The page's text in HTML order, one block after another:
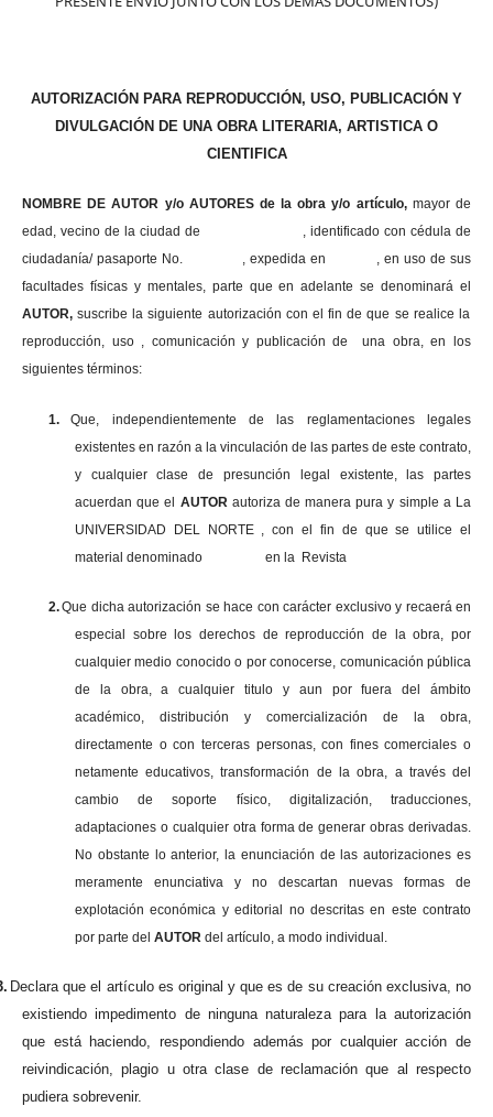
AUTORIZACIÓN PARA REPRODUCCIÓN, USO, PUBLICACIÓN Y
DIVULGACIÓN DE UNA OBRA LITERARIA, ARTISTICA O
CIENTIFICA
NOMBRE DE AUTOR y/o AUTORES de la obra y/o artículo, mayor de
edad, vecino de la ciudad de , identificado con cédula de
ciudadanía/ pasaporte No. , expedida en , en uso de sus
facultades físicas y mentales, parte que en adelante se denominará el
AUTOR,suscribe la siguiente autorización con el fin de que se realice la
reproducción, uso , comunicación y publicación de una obra, en los
siguientes términos:
1.
Que, independientemente de las reglamentaciones legales
existentes en razón a la vinculación de las partes de este contrato,
y cualquier clase de presunción legal existente, las partes
acuerdan que el AUTOR autoriza de manera pura y simple a La
UNIVERSIDAD DEL NORTE , con el fin de que se utilice el
material denominado en la Revista
2.Que dicha autorización se hace con carácter exclusivo y recaerá en
especial sobre los derechos de reproducción de la obra, por
cualquier medio conocido o por conocerse, comunicación pública
de la obra, a cualquier titulo y aun por fuera del ámbito
académico, distribución y comercialización de la obra,
directamente o con terceras personas, con fines comerciales o
netamente educativos, transformación de la obra, a través del
cambio de soporte físico, digitalización, traducciones,
adaptaciones o cualquier otra forma de generar obras derivadas.
No obstante lo anterior, la enunciación de las autorizaciones es
meramente enunciativa y no descartan nuevas formas de
explotación económica y editorial no descritas en este contrato
por parte del AUTOR del artículo, a modo individual.
Declara que el artículo es original y que es de su creación exclusiva, no
existiendo impedimento de ninguna naturaleza para la autorización
que está haciendo, respondiendo además por cualquier acción de
reivindicación, plagio u otra clase de reclamación que al respecto
pudiera sobrevenir.